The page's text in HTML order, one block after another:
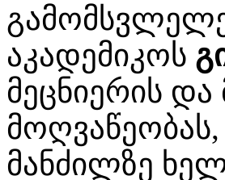
აკადემიკოს
მეცნიერის
მანძილზე